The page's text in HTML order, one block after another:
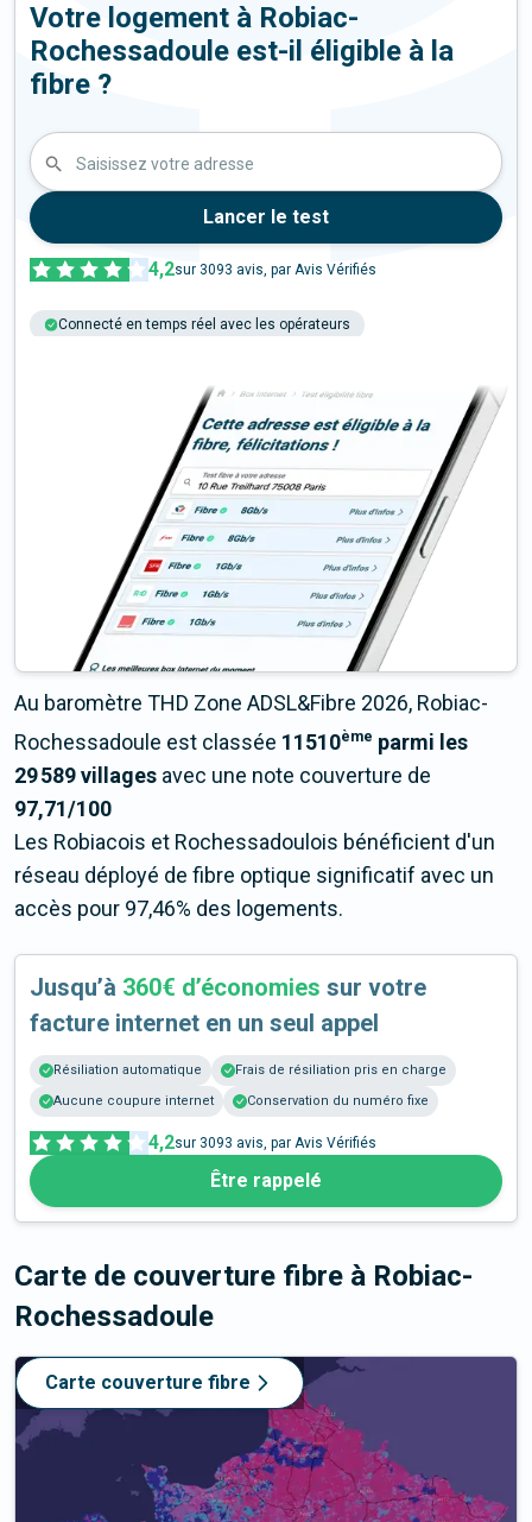
Votre logement à Robiac-
Rochessadoule est-il éligible à la
fibre ?
Saisissez votre adresse
Lancer le test
4,2sur 3093 avis, par Avis Vérifiés
Connecté en temps réel avec les opérateurs
Au baromètre THD Zone ADSL&Fibre 2026, Robiac-
Rochessadoule est classée 11510ème parmi les
29 589 villages avec une note couverture de
97,71/100
Les Robiacois et Rochessadoulois bénéficient d'un
réseau déployé de fibre optique significatif avec un
accès pour 97,46% des logements.
Jusqu’à 360€ d’économies sur votre
facture internet en un seul appel
Résiliation automatique
Frais de résiliation pris en charge
Aucune coupure internet
Conservation du numéro fixe
4,2sur 3093 avis, par Avis Vérifiés
Être rappelé
Carte de couverture fibre à Robiac-
Rochessadoule
Carte couverture fibre